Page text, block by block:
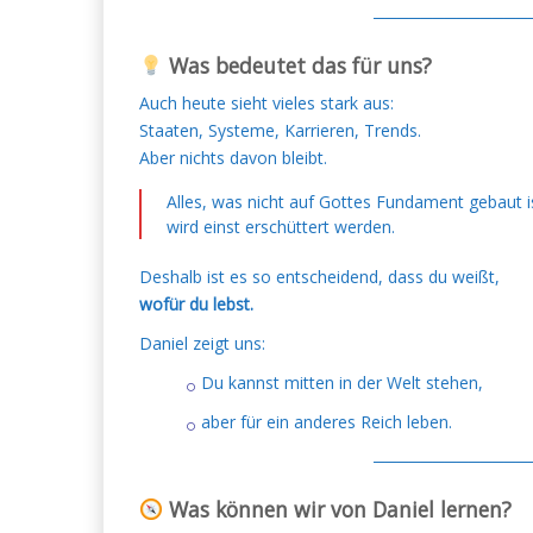
Was bedeutet das für uns?
Auch heute sieht vieles stark aus:
Staaten, Systeme, Karrieren, Trends.
Aber nichts davon bleibt.
Alles, was nicht auf Gottes Fundament gebaut
wird einst erschüttert werden.
Deshalb ist es so entscheidend, dass du weißt,
wofür du lebst.
Daniel zeigt uns:
Du kannst mitten in der Welt stehen,
aber für ein anderes Reich leben.
Was können wir von Daniel lernen?